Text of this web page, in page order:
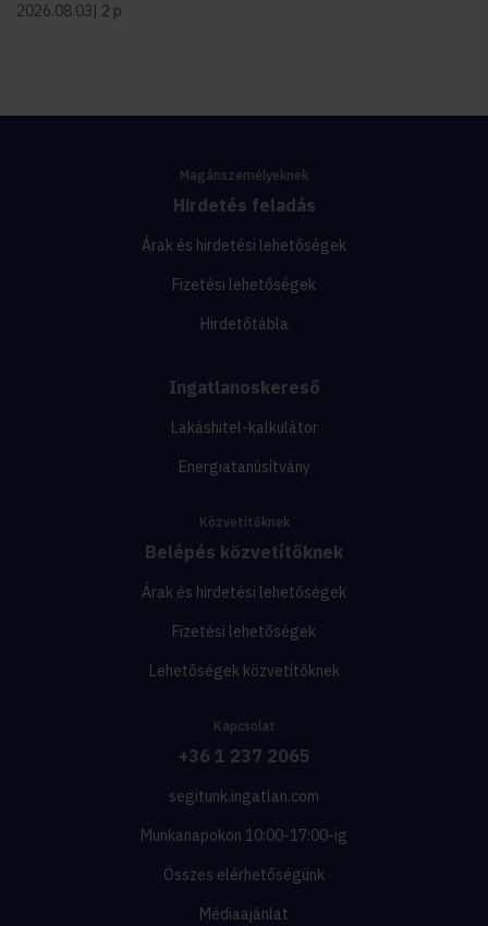
2026.08.03 2 p
Magánszemélyeknek
Hirdetés feladás
Árak és hirdetési lehetőségek
Fizetési lehetőségek
Hirdetőtábla
Ingatlanoskereső
Lakáshitel-kalkulátor
Energiatanúsítvány
Közvetítőknek
Belépés közvetítőknek
Árak és hirdetési lehetőségek
Fizetési lehetőségek
Lehetőségek közvetítőknek
Kapcsolat
+36 1 237 2065
segitunk.ingatlan.com
Munkanapokon 10:00-17:00-ig
Összes elérhetőségünk
Médiaajánlat